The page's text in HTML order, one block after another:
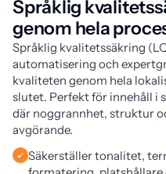
Språklig
genom hela
Språklig kvalitetssäkring
automatisering och
kvaliteten genom hela
slutet. Perfekt för innehåll i
där noggrannhet, struktur
avgörande.
Säkerställer tonalitet,